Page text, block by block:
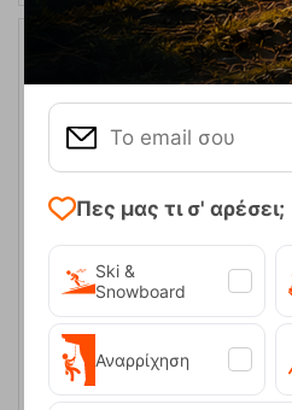
Pacific 20-U Khaki
Κωδικός:
FRE-20055
Άμεσαδιαθέσιμο
Πες μας τι σ' αρέσει;
Ski &
Snowboard
Αναρρίχηση